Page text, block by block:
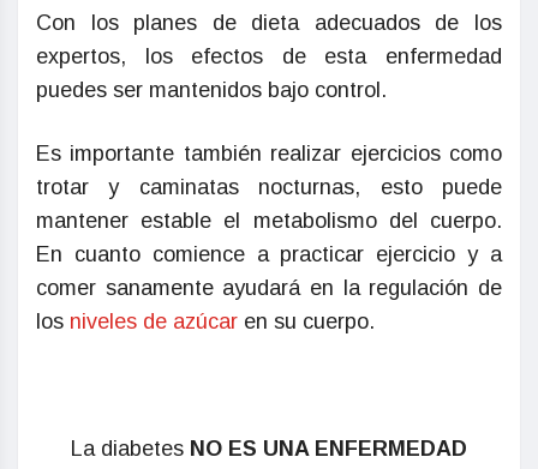
Con los planes de dieta adecuados de los
expertos, los efectos de esta enfermedad
puedes ser mantenidos bajo control.
Es importante también realizar ejercicios como
trotar y caminatas nocturnas, esto puede
mantener estable el metabolismo del cuerpo.
En cuanto comience a practicar ejercicio y a
comer sanamente ayudará en la regulación de
los niveles de azúcar en su cuerpo.
La diabetes NO ES UNA ENFERMEDAD